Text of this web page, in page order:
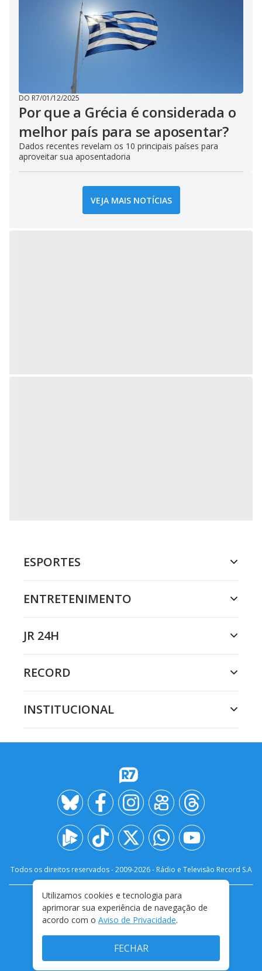
DO R7/01/12/2025
Por que a Grécia é considerada o
melhor país para se aposentar?
Dados recentes revelam os 10 principais países para
aproveitar sua aposentadoria
VEJA MAIS NOTÍCIAS
ESPORTES
ENTRETENIMENTO
JR 24H
RECORD
INSTITUCIONAL
Todos os direitos reservados - 2009-2026- Rádio e Televisão Record S.A
FALE CONOSCO
PRIVACIDADE
TERMOS E CONDIÇÕES DE USO
Utilizamos cookies e tecnologia para
aprimorar sua experiência de navegação de
acordo com o Aviso de Privacidade.
FECHAR